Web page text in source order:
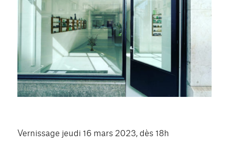
Vernissage jeudi 16 mars 2023, dès 18h